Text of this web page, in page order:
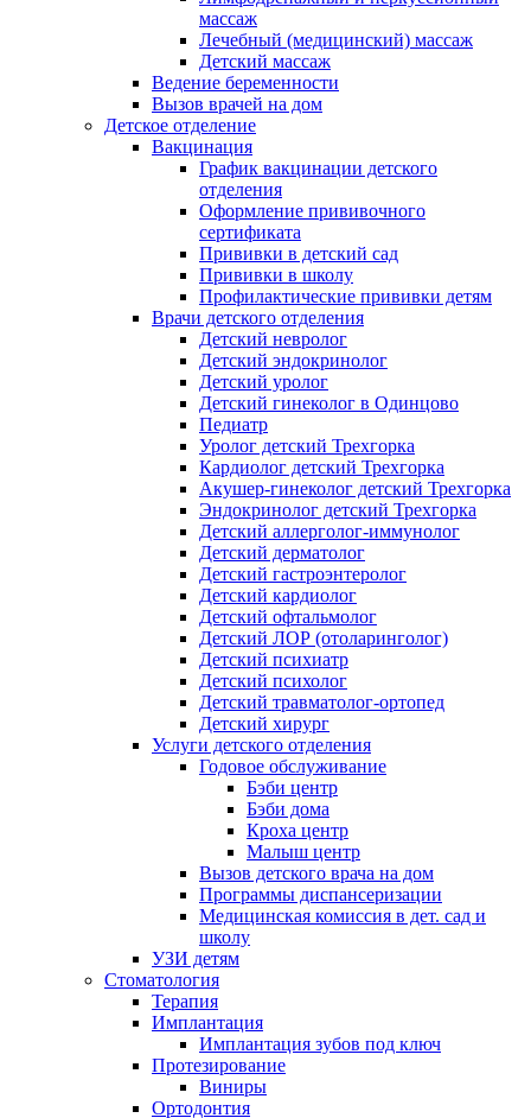
массаж
Лечебный (медицинский) массаж
Детский массаж
Ведение беременности
Вызов врачей на дом
Детское отделение
Вакцинация
График вакцинации детского
отделения
Оформление прививочного
сертификата
Прививки в детский сад
Прививки в школу
Профилактические прививки детям
Врачи детского отделения
Детский невролог
Детский эндокринолог
Детский уролог
Детский гинеколог в Одинцово
Педиатр
Уролог детский Трехгорка
Кардиолог детский Трехгорка
Акушер-гинеколог детский Трехгорка
Эндокринолог детский Трехгорка
Детский аллерголог-иммунолог
Детский дерматолог
Детский гастроэнтеролог
Детский кардиолог
Детский офтальмолог
Детский ЛОР (отоларинголог)
Детский психиатр
Детский психолог
Детский травматолог-ортопед
Детский хирург
Услуги детского отделения
Годовое обслуживание
Бэби центр
Бэби дома
Кроха центр
Малыш центр
Вызов детского врача на дом
Программы диспансеризации
Медицинская комиссия в дет. сад и
школу
УЗИ детям
Стоматология
Терапия
Имплантация
Имплантация зубов под ключ
Протезирование
Виниры
Ортодонтия